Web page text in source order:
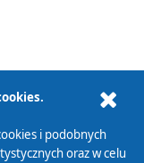
i podobnych
oraz w celu